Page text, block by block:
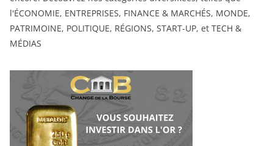
l'ÉCONOMIE, ENTREPRISES, FINANCE & MARCHÉS, MONDE,
PATRIMOINE, POLITIQUE, RÉGIONS, START-UP, et TECH &
MÉDIAS